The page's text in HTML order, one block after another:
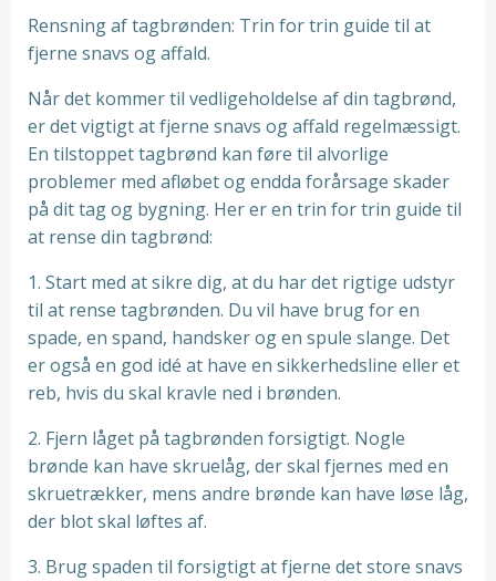
Rensning af tagbrønden: Trin for trin guide til at
fjerne snavs og affald.
Når det kommer til vedligeholdelse af din tagbrønd,
er det vigtigt at fjerne snavs og affald regelmæssigt.
En tilstoppet tagbrønd kan føre til alvorlige
problemer med afløbet og endda forårsage skader
på dit tag og bygning. Her er en trin for trin guide til
at rense din tagbrønd:
1. Start med at sikre dig, at du har det rigtige udstyr
til at rense tagbrønden. Du vil have brug for en
spade, en spand, handsker og en spule slange. Det
er også en god idé at have en sikkerhedsline eller et
reb, hvis du skal kravle ned i brønden.
2. Fjern låget på tagbrønden forsigtigt. Nogle
brønde kan have skruelåg, der skal fjernes med en
skruetrækker, mens andre brønde kan have løse låg,
der blot skal løftes af.
3. Brug spaden til forsigtigt at fjerne det store snavs